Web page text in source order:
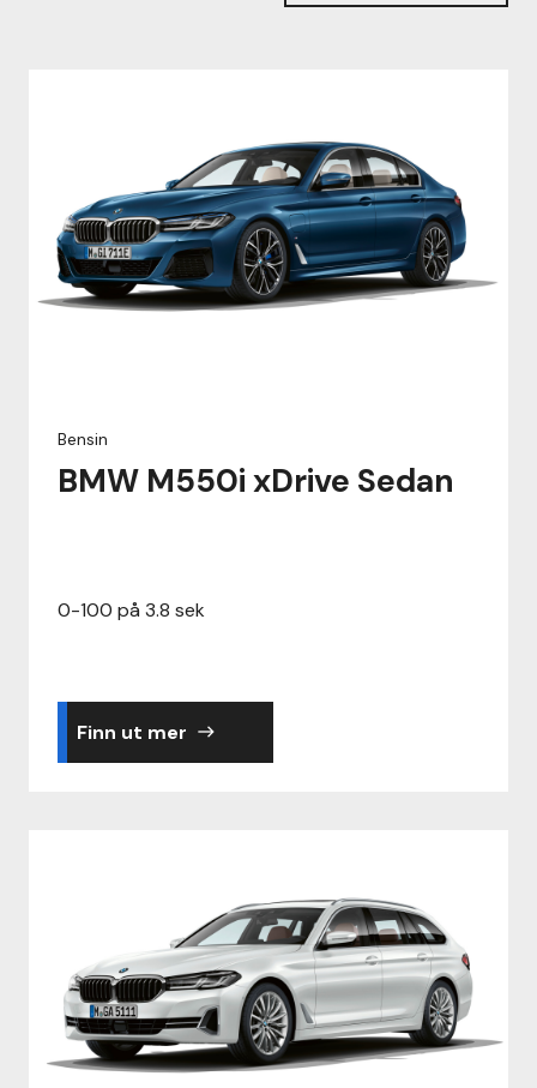
Bensin
BMW M550i xDrive Sedan
0-100 på 3.8 sek
Finn ut mer east